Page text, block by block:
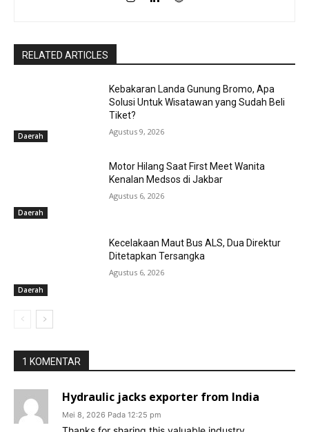
RELATED ARTICLES
Daerah
Kebakaran Landa Gunung Bromo, Apa
Solusi Untuk Wisatawan yang Sudah Beli
Tiket?
Agustus 9, 2026
Daerah
Motor Hilang Saat First Meet Wanita
Kenalan Medsos di Jakbar
Agustus 6, 2026
Daerah
Kecelakaan Maut Bus ALS, Dua Direktur
Ditetapkan Tersangka
Agustus 6, 2026
1 KOMENTAR
Hydraulic jacks exporter from India
Mei 8, 2026 Pada 12:25 pm